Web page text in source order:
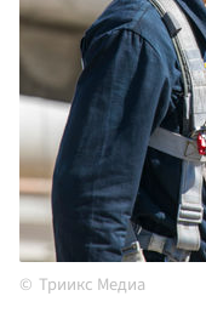
Триикс Медиа